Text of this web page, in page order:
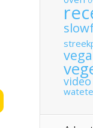
video